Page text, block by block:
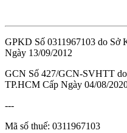
GPKD Số 0311967103 do Sở
Ngày 13/09/2012
GCN Số 427/GCN-SVHTT
TP.HCM Cấp Ngày 04/08/
---
Mã số thuế: 0311967103